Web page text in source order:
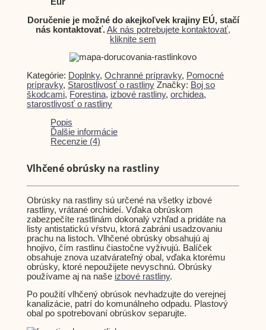
Eur
Doručenie je možné do akejkoľvek krajiny EÚ, stačí
nás kontaktovať.Ak nás potrebujete kontaktovať,
kliknite sem
Kategórie: Doplnky,Ochranné prípravky, Pomocné
prípravky, Starostlivosť o rastliny Značky: Boj so
škodcami, Forestina, izbové rastliny,orchidea,
starostlivosť o rastliny
Popis
Ďalšie informácie
Recenzie (4)
Vlhčené obrúsky na rastliny
Obrúsky na rastliny sú určené na všetky izbové
rastliny, vrátané orchideí. Vďaka obrúskom
zabezpečíte rastlinám dokonalý vzhľad a pridáte na
listy antistatickú vŕstvu, ktorá zabráni usadzovaniu
prachu na listoch. Vlhčené obrúsky obsahujú aj
hnojivo, čím rastlinu čiastočne vyživujú. Balíček
obsahuje znova uzatvárateľný obal, vďaka ktorému
obrúsky, ktoré nepoužijete nevyschnú. Obrúsky
používame aj na naše izbové rastliny.
Po použití vlhčený obrúsok nevhadzujte do verejnej
kanalizácie, patrí do komunálneho odpadu. Plastový
obal po spotrebovaní obrúskov separujte.